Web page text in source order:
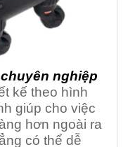
nghiệp
kế theo hình
giúp cho việc
hơn ngoài ra
có thể dễ